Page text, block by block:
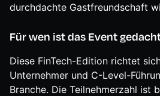
durchdachte Gastfreundschaft
Für wen ist das Event
Diese FinTech-Edition richtet
Unternehmer und C-Level-
Branche. Die Teilnehmerzahl ist